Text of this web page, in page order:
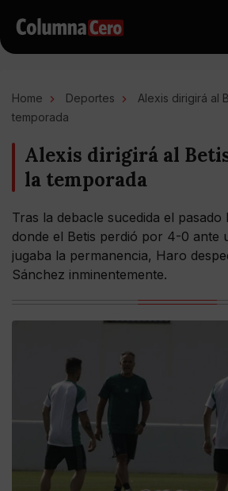
Home Deportes
Alexis dirigirá al
temporada
Alexis dirigirá al
la temporada
Tras la debacle sucedida el
donde el Betis perdió por 4-0 ante
jugaba la permanencia, Haro
Sánchez inminentemente.